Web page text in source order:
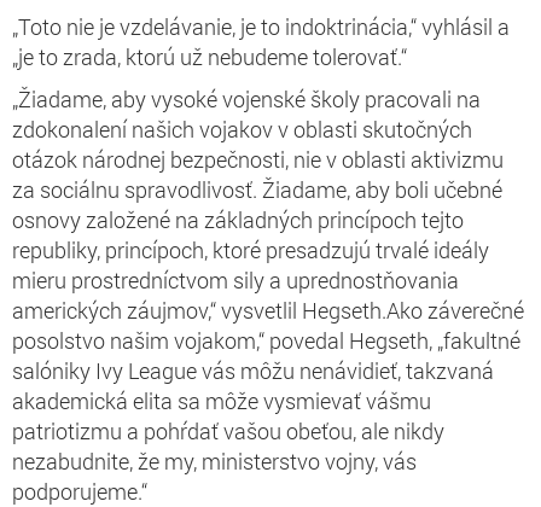
„Toto nie je vzdelávanie, je to indoktrinácia,“ vyhlásil a
„je to zrada, ktorú už nebudeme tolerovať.“
„Žiadame, aby vysoké vojenské školy pracovali na
zdokonalení našich vojakov v oblasti skutočných
otázok národnej bezpečnosti, nie v oblasti aktivizmu
za sociálnu spravodlivosť. Žiadame, aby boli učebné
osnovy založené na základných princípoch tejto
republiky, princípoch, ktoré presadzujú trvalé ideály
mieru prostredníctvom sily a uprednostňovania
amerických záujmov,“ vysvetlil Hegseth.Ako záverečné
posolstvo našim vojakom,“ povedal Hegseth, „fakultné
salóniky Ivy League vás môžu nenávidieť, takzvaná
akademická elita sa môže vysmievať vášmu
patriotizmu a pohŕdať vašou obeťou, ale nikdy
nezabudnite, že my, ministerstvo vojny, vás
podporujeme.“